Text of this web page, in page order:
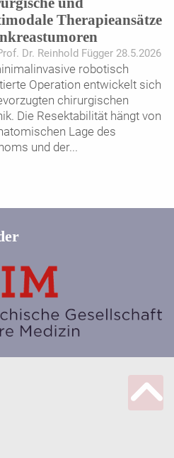
Therapieansätze
Dr. Reinhold Függer 28.5.2026
robotisch
Operation entwickelt sich
chirurgischen
Die Resektabilität hängt von
Lage des
und der...